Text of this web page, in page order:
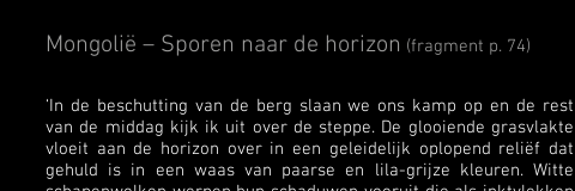
Mongolië – Sporen naar de horizon (fragment p. 74)
‘In de beschutting van de berg slaan we ons kamp op en de rest
van de middag kijk ik uit over de steppe. De glooiende grasvlakte
vloeit aan de horizon over in een geleidelijk oplopend reliëf dat
gehuld is in een waas van paarse en lila-grijze kleuren. Witte